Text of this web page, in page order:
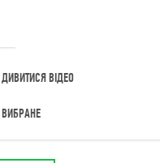
ДИВИТИСЯ ВІДЕО
ВИБРАНЕ